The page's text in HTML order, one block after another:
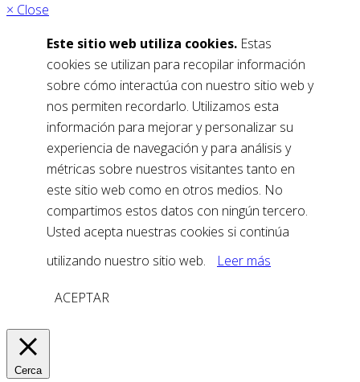
× Close
Este sitio web utiliza cookies. Estas
cookies se utilizan para recopilar información
sobre cómo interactúa con nuestro sitio web y
nos permiten recordarlo. Utilizamos esta
información para mejorar y personalizar su
experiencia de navegación y para análisis y
métricas sobre nuestros visitantes tanto en
este sitio web como en otros medios. No
compartimos estos datos con ningún tercero.
Usted acepta nuestras cookies si continúa
utilizando nuestro sitio web.
Leer más
ACEPTAR
Cerca